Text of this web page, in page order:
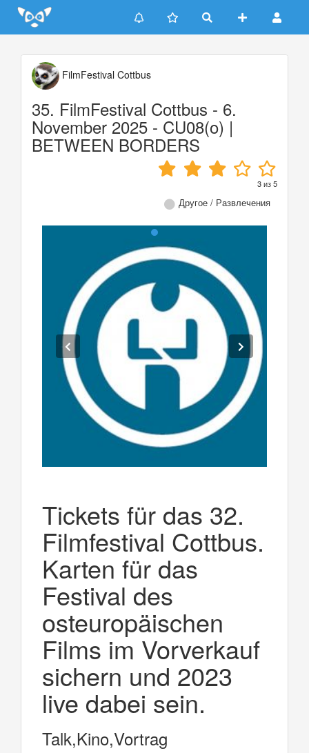
Update cookies preferences
FilmFestival Cottbus
35. FilmFestival Cottbus - 6.
November 2025 - CU08(o) |
BETWEEN BORDERS
3из5
Другое / Развлечения
Tickets für das 32.
Filmfestival Cottbus.
Karten für das
Festival des
osteuropäischen
Films im Vorverkauf
sichern und 2023
live dabei sein.
Talk,Kino,Vortrag